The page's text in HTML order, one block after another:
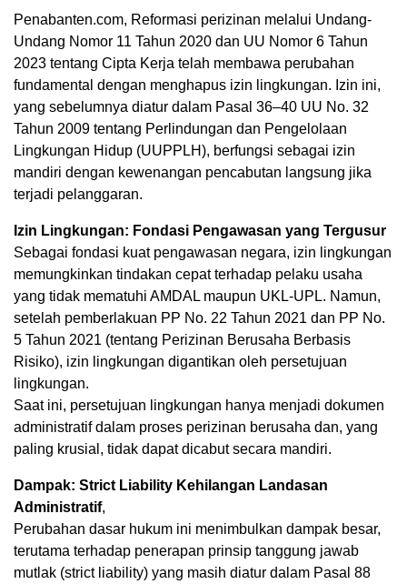
Penabanten.com, Reformasi perizinan melalui Undang-
Undang Nomor 11 Tahun 2020 dan UU Nomor 6 Tahun
2023 tentang Cipta Kerja telah membawa perubahan
fundamental dengan menghapus izin lingkungan. Izin ini,
yang sebelumnya diatur dalam Pasal 36–40 UU No. 32
Tahun 2009 tentang Perlindungan dan Pengelolaan
Lingkungan Hidup (UUPPLH), berfungsi sebagai izin
mandiri dengan kewenangan pencabutan langsung jika
terjadi pelanggaran.
Izin Lingkungan: Fondasi Pengawasan yang Tergusur
Sebagai fondasi kuat pengawasan negara, izin lingkungan
memungkinkan tindakan cepat terhadap pelaku usaha
yang tidak mematuhi AMDAL maupun UKL-UPL. Namun,
setelah pemberlakuan PP No. 22 Tahun 2021 dan PP No.
5 Tahun 2021 (tentang Perizinan Berusaha Berbasis
Risiko), izin lingkungan digantikan oleh persetujuan
lingkungan.
Saat ini, persetujuan lingkungan hanya menjadi dokumen
administratif dalam proses perizinan berusaha dan, yang
paling krusial, tidak dapat dicabut secara mandiri.
Dampak: Strict Liability Kehilangan Landasan
Administratif,
Perubahan dasar hukum ini menimbulkan dampak besar,
terutama terhadap penerapan prinsip tanggung jawab
mutlak (strict liability) yang masih diatur dalam Pasal 88